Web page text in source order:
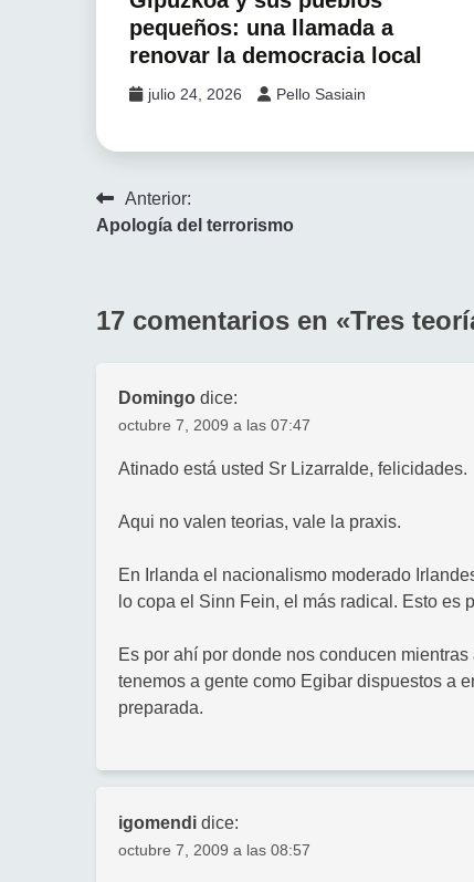
pequeños: una llamada a
renovar la democracia local
julio 24, 2026 Pello Sasiain
Navegación
de
Anterior:
Apología del terrorismo
17 comentarios en «Tres
Domingo dice:
octubre 7, 2009 a las 07:47
Atinado está usted Sr Lizarralde, felicidades.
Aqui no valen teorias, vale la praxis.
En Irlanda el nacionalismo moderado
lo copa el Sinn Fein, el más radical. Esto es
Es por ahí por donde nos conducen
tenemos a gente como Egibar dispuestos a
preparada.
igomendi dice:
octubre 7, 2009 a las 08:57